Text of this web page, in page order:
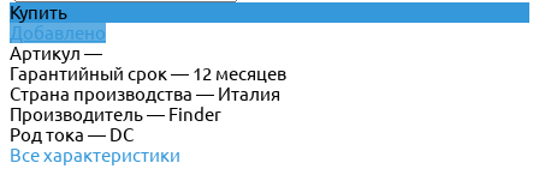
Купить
Добавлено
Артикул —
Гарантийный срок — 12 месяцев
Страна производства — Италия
Производитель — Finder
Род тока — DC
Все характеристики